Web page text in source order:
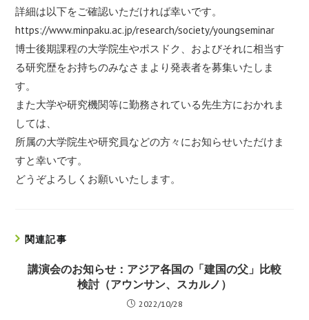
詳細は以下をご確認いただければ幸いです。
https://www.minpaku.ac.jp/research/society/youngseminar
博士後期課程の大学院生やポスドク、およびそれに相当す
る研究歴をお持ちのみなさまより発表者を募集いたしま
す。
また大学や研究機関等に勤務されている先生方におかれま
しては、
所属の大学院生や研究員などの方々にお知らせいただけま
すと幸いです。
どうぞよろしくお願いいたします。
関連記事
講演会のお知らせ：アジア各国の「建国の父」比較
検討（アウンサン、スカルノ）
2022/10/28